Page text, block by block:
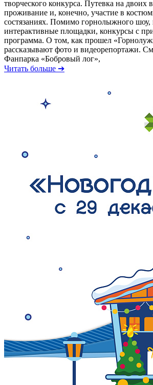
творческого конкурса. Путевка на двоих
проживание и, конечно, участие в
состязаниях. Помимо горнолыжного шоу,
интерактивные площадки, конкурсы с
программа. О том, как прошел
рассказывают фото и видеорепортажи.
Фанпарка «Бобровый лог»,
Читать больше ➔